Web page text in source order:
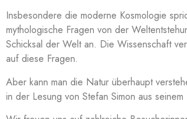
Insbesondere die moderne Kosmologie
mythologische Fragen von der
Schicksal der Welt an. Die Wissenschaft
auf diese Fragen.
Aber kann man die Natur überhaupt
in der Lesung von Stefan Simon aus